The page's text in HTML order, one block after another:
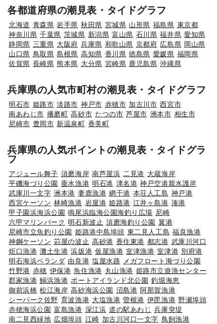
各都道府県の潮見表・タイドグラフ
北海道 青森県 岩手県 秋田県 宮城県 山形県 福島県 東京都
神奈川県 千葉県 茨城県 新潟県 富山県 石川県 福井県 愛知県
静岡県 三重県 大阪府 兵庫県 和歌山県 京都府 広島県 岡山県
山口県 鳥取県 島根県 高知県 香川県 徳島県 愛媛県 福岡県
佐賀県 長崎県 熊本県 大分県 宮崎県 鹿児島県 沖縄県
兵庫県の人気市町村の潮見表・タイドグラフ
明石市 姫路市 淡路市 神戸市 赤穂市 加古川市 西宮市
南あわじ市 播磨町 高砂市 たつの市 芦屋市 洲本市 相生市
尼崎市 豊岡市 新温泉町 香美町
兵庫県の人気ポイントの潮見表・タイドグラ
フ
アジュール舞子 須磨海岸 南芦屋浜 二見港 大蔵海岸
平磯海づり公園 垂水漁港 明石港 津名港 神戸空港親水護岸
武庫川一文字 洲本港 妻鹿漁港 網干港 本荘人工島 神戸港
西宮ケーソン 林崎漁港 岩屋港 姫路港 江井ヶ島港 湊港
甲子園浜海浜公園 鳴尾浜臨海公園海釣り広場 尼崎
六甲マリンパーク 明石新波止 須磨海釣り公園 翼港
尼崎市立魚釣り公園 姫路港中島埠頭 東二見人工島 福良漁港
神鋼ケーソン 苅屋の波止 高砂港 香住東港 都志港 武庫川河口
炬口漁港 灘土生港 浜坂港 仮屋漁港 室津漁港 室津港 別府港
明石海浜ベランダ 由良港 塩屋水路
メガフロート海づり公園
竹野港 赤穂 伊保港 魚住漁港 丸山漁港 姫路市立遊漁センター
郡家漁港 鰯浜漁港 ポートアイランド北公園 釣堀海恵
御前浜橋 松江海岸 高砂海浜公園 沼島港 阿那賀漁港
シーパーク佐野 育波漁港 大塩漁港 曽根港 伊毘漁港 野瀬埠頭
赤穂海浜公園 富島漁港 深江浜 道の駅あわじ 兵庫突堤
南二見西緑地 広畑埠頭 江崎 加古川河口一文字 鳥飼漁港